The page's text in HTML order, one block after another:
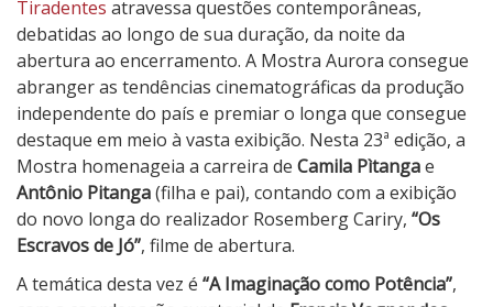
e
T
i
r
a
d
e
n
t
e
s
2
Tiradentes atravessa questões contemporâneas,
debatidas ao longo de sua duração, da noite da
abertura ao encerramento. A Mostra Aurora consegue
abranger as tendências cinematográficas da produção
independente do país e premiar o longa que consegue
destaque em meio à vasta exibição. Nesta 23ª edição, a
Mostra homenageia a carreira de Camila Pìtangae
Antônio Pitanga(filha e pai), contando com a exibição
do novo longa do realizador Rosemberg Cariry, “Os
Escravos de Jó”, filme de abertura.
A temática desta vez é “A Imaginação como Potência”,